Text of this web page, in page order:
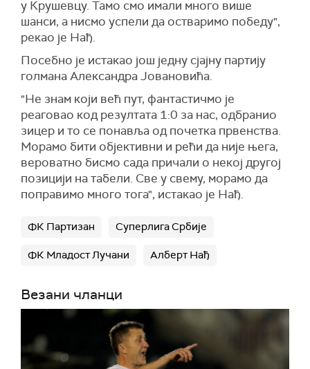
у Крушевцу. Тамо смо имали много више
шанси, а нисмо успели да остваримо победу",
рекао је Нађ.
Посебно је истакао још једну сјајну партију
голмана Александра Јовановића.
"Не знам који већ пут, фантастичмо је
реаговао код резултата 1:0 за нас, одбранио
зицер и то се понавља од почетка првенства.
Морамо бити објективни и рећи да није њега,
вероватно бисмо сада причали о некој другој
позицији на табели. Све у свему, морамо да
поправимо много тога", истакао је Нађ.
ФК Партизан Суперлига Србије
ФК Младост Лучани Алберт Нађ
Везани чланци